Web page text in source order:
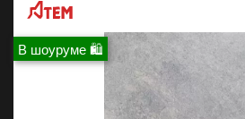
В шоуруме 🛍